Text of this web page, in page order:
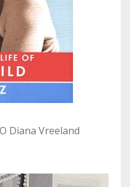
Diana Vreeland